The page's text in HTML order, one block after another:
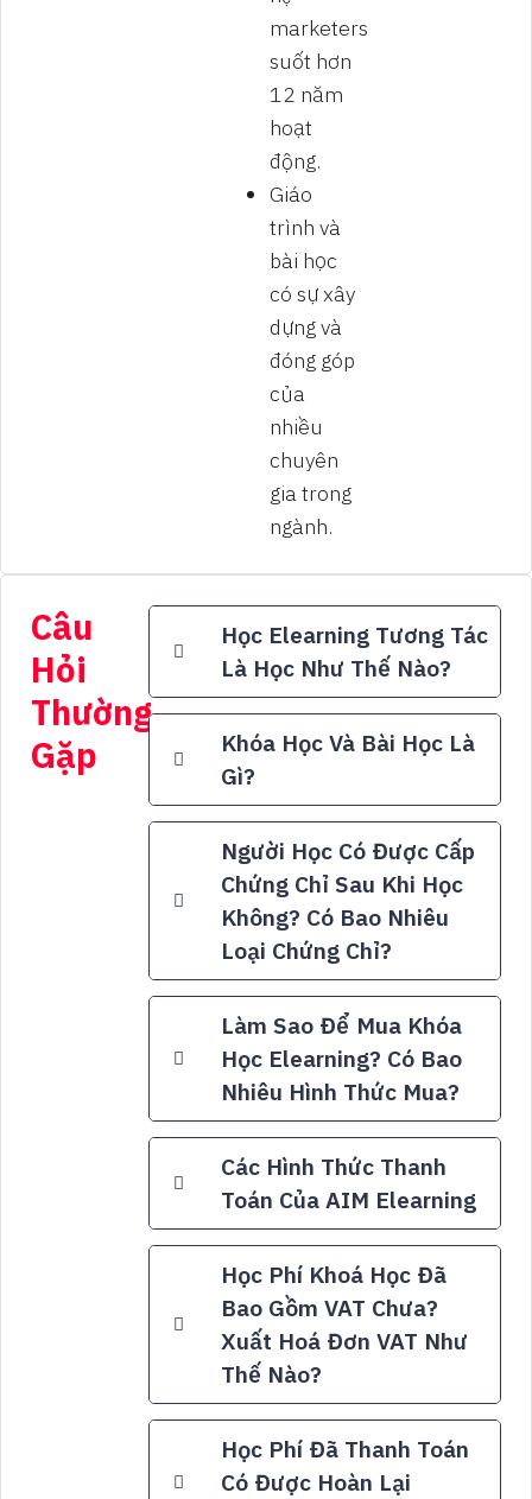
marketers
suốt hơn
12 năm
hoạt
động.
Giáo
trình và
bài học
có sự xây
dựng và
đóng góp
của
nhiều
chuyên
gia trong
ngành.
Câu
Hỏi
Thường
Gặp
Học Elearning Tương Tác
Là Học Như Thế Nào?
Khóa Học Và Bài Học Là
Gì?
Người Học Có Được Cấp
Chứng Chỉ Sau Khi Học
Không? Có Bao Nhiêu
Loại Chứng Chỉ?
Làm Sao Để Mua Khóa
Học Elearning? Có Bao
Nhiêu Hình Thức Mua?
Các Hình Thức Thanh
Toán Của AIM Elearning
Học Phí Khoá Học Đã
Bao Gồm VAT Chưa?
Xuất Hoá Đơn VAT Như
Thế Nào?
Học Phí Đã Thanh Toán
Có Được Hoàn Lại